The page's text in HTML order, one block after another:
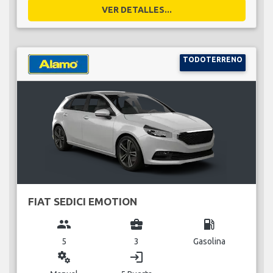
VER DETALLES...
TODOTERRENO
FIAT SEDICI EMOTION
group
5
business_center
3
local_gas_station
Gasolina
miscellaneous_services login